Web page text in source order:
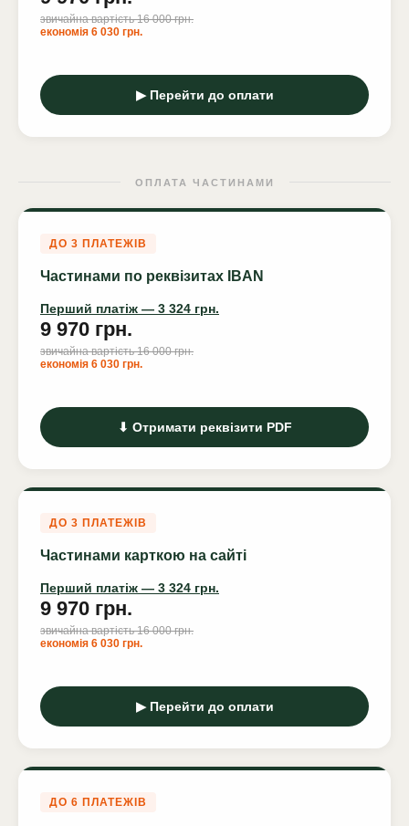
звичайна вартість 16 000 грн.
економія 6 030 грн.
▶ Перейти до оплати
ОПЛАТА ЧАСТИНАМИ
ДО 3 ПЛАТЕЖІВ
Частинами по реквізитах IBAN
Перший платіж — 3 324 грн.
9 970 грн.
звичайна вартість 16 000 грн.
економія 6 030 грн.
⬇ Отримати реквізити PDF
ДО 3 ПЛАТЕЖІВ
Частинами карткою на сайті
Перший платіж — 3 324 грн.
9 970 грн.
звичайна вартість 16 000 грн.
економія 6 030 грн.
▶ Перейти до оплати
ДО 6 ПЛАТЕЖІВ